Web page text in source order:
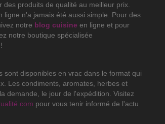
des produits de qualité au meilleur prix.
ligne n'a jamais été aussi simple. Pour des
notre blog cuisine en ligne et pour
notre boutique spécialisée
!
sont disponibles en vrac dans le format qui
Les condiments, aromates, herbes et
demande, le jour de l'expédition. Visitez
pour vous tenir informé de l'actu